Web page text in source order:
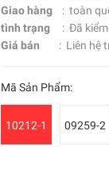
Giao hàng: toàn
tình trạng
: Đã kiểm
Giá bán : Liên hệ
Mã Sản Phẩm:
10212-1 09259-2